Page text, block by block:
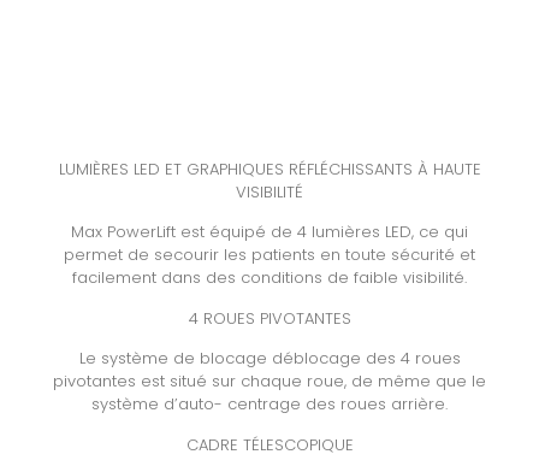
LUMIÈRES LED ET GRAPHIQUES RÉFLÉCHISSANTS À HAUTE
VISIBILITÉ
Max PowerLift est équipé de 4 lumières LED, ce qui
permet de secourir les patients en toute sécurité et
facilement dans des conditions de faible visibilité.
4 ROUES PIVOTANTES
Le système de blocage déblocage des 4 roues
pivotantes est situé sur chaque roue, de même que le
système d’auto- centrage des roues arrière.
CADRE TÉLESCOPIQUE